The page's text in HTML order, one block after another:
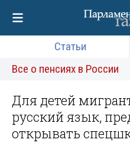
Статьи
Все о пенсиях в России
Для детей
русский язык,
открывать